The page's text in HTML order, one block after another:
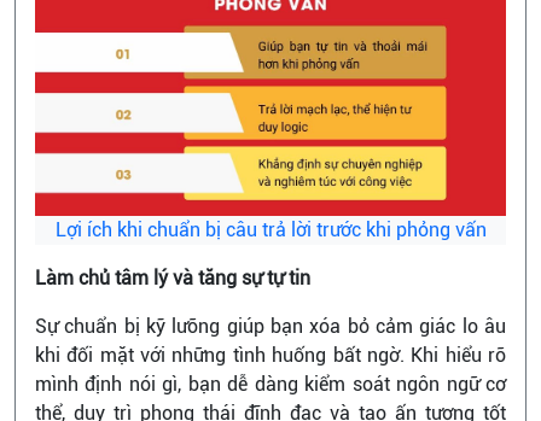
Lợi ích khi chuẩn bị câu trả lời trước khi phỏng vấn
Làm chủ tâm lý và tăng sự tự tin
Sự chuẩn bị kỹ lưỡng giúp bạn xóa bỏ cảm giác lo âu
khi đối mặt với những tình huống bất ngờ. Khi hiểu rõ
mình định nói gì, bạn dễ dàng kiểm soát ngôn ngữ cơ
thể, duy trì phong thái đĩnh đạc và tạo ấn tượng tốt